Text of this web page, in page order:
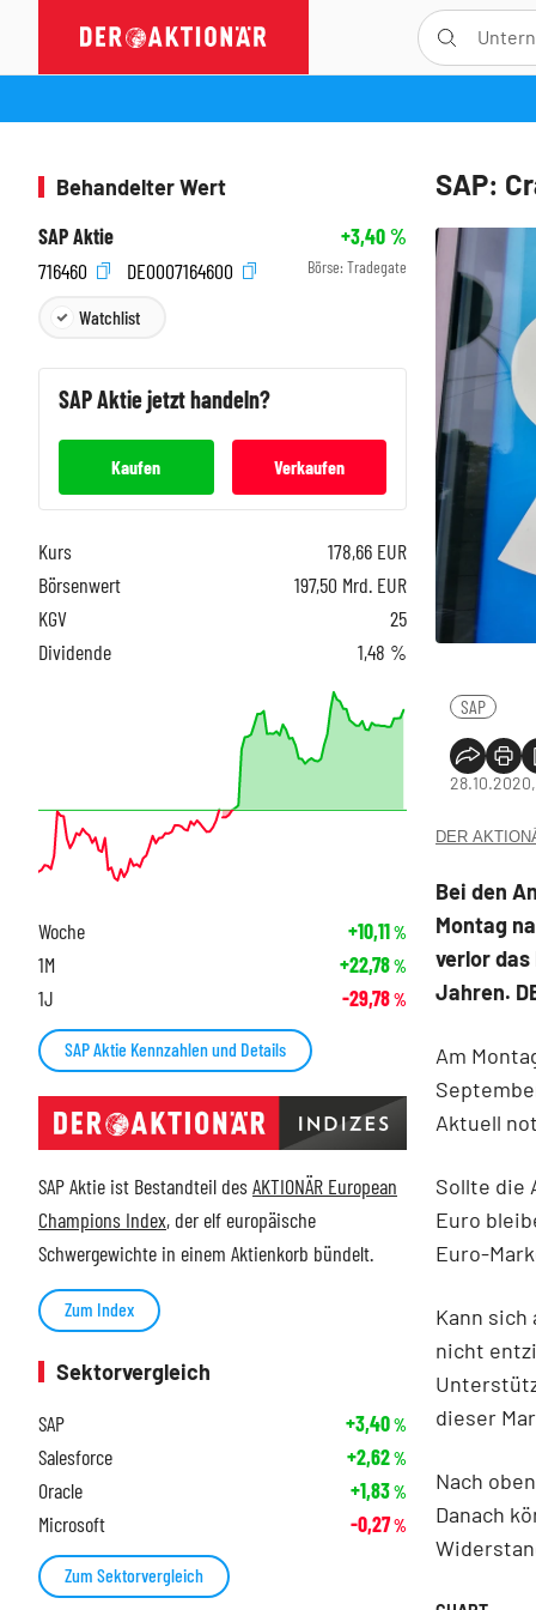
SAP:
SAP
DER
Bei den
Montag
verlor
Jahren.
Am
Aktuell
Sollte die
Euro
Euro-
Kann
nicht
dieser
Nach
Danach
Behandelter Wert
SAP Aktie
+3,40%
716460
DE0007164600 Börse: Tradegate
Watchlist
SAPAktie jetzt handeln?
Kaufen Verkaufen
Kurs 178,66 EUR
Börsenwert
197,50 Mrd. EUR
KGV
25
Dividende
1,48 %
Woche +10,11%
1M +22,78%
1J -29,78%
SAP Aktie Kennzahlen und Details
SAP Aktie ist Bestandteil desAKTIONÄR European
Champions Index, der elf europäische
Schwergewichte in einem Aktienkorb bündelt.
Zum Index
Sektorvergleich
SAP
+3,40%
Salesforce +2,62%
Oracle +1,83%
Microsoft -0,27%
Zum Sektorvergleich